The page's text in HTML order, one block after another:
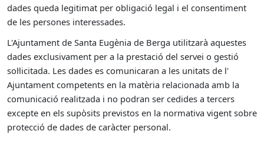
dades queda legitimat per obligació legal i el consentiment
de les persones interessades.
L'Ajuntament de Santa Eugènia de Berga utilitzarà aquestes
dades exclusivament per a la prestació del servei o gestió
sol·licitada. Les dades es comunicaran a les unitats de l'
Ajuntament competents en la matèria relacionada amb la
comunicació realitzada i no podran ser cedides a tercers
excepte en els supòsits previstos en la normativa vigent sobre
protecció de dades de caràcter personal.